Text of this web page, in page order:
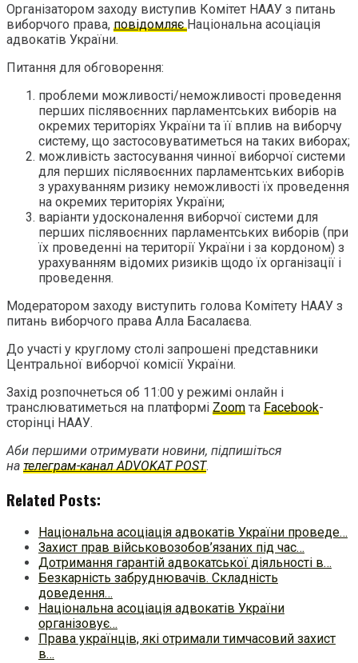
Організатором заходу виступив Комітет НААУ з питань
виборчого права, повідомляєНаціональна асоціація
адвокатів України.
Питання для обговорення:
проблеми можливості/неможливості проведення
перших післявоєнних парламентських виборів на
окремих територіях України та її вплив на виборчу
систему, що застосовуватиметься на таких виборах;
можливість застосування чинної виборчої системи
для перших післявоєнних парламентських виборів
з урахуванням ризику неможливості їх проведення
на окремих територіях України;
варіанти удосконалення виборчої системи для
перших післявоєнних парламентських виборів (при
їх проведенні на території України і за кордоном) з
урахуванням відомих ризиків щодо їх організації і
проведення.
Модератором заходу виступить голова Комітету НААУ з
питань виборчого права Алла Басалаєва.
До участі у круглому столі запрошені представники
Центральної виборчої комісії України.
Захід розпочнеться об 11:00 у режимі онлайн і
транслюватиметься на платформі Zoom та Facebook-
сторінці НААУ.
Аби першими отримувати новини, підпишіться
на телеграм-канал ADVOKAT POST.
Related Posts:
Національна асоціація адвокатів України проведе…
Захист прав військовозобов’язаних під час…
Дотримання гарантій адвокатської діяльності в…
Безкарність забруднювачів. Складність
доведення…
Національна асоціація адвокатів України
організовує…
Права українців, які отримали тимчасовий захист
в…